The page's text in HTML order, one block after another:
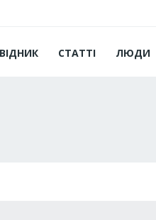
СТАТТІ ЛЮДИ